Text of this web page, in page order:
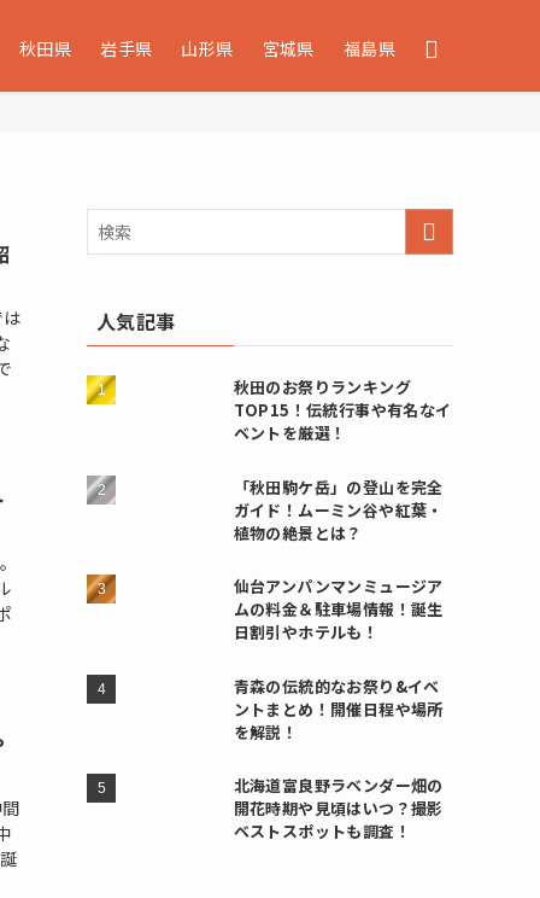
秋田県 岩手県 山形県 宮城県 福島県
人気記事
秋田のお祭りランキング
TOP15！伝統行事や有名なイ
ベントを厳選！
「秋田駒ケ岳」の登山を完全
ガイド！ムーミン谷や紅葉・
植物の絶景とは？
仙台アンパンマンミュージア
ムの料金＆駐車場情報！誕生
日割引やホテルも！
青森の伝統的なお祭り&イベ
ントまとめ！開催日程や場所
を解説！
北海道富良野ラベンダー畑の
開花時期や見頃はいつ？撮影
ベストスポットも調査！